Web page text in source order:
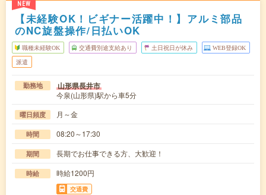
NEW
【未経験OK！ビギナー活躍中！】アルミ部品
のNC旋盤操作/日払いOK
職種未経験OK 交通費別途支給あり 土日祝日が休み WEB登録OK
派遣
勤務地 山形県長井市
今泉(山形県)駅から車5分
曜日頻度 月～金
時間 08:20～17:30
期間 長期でお仕事できる方、大歓迎！
時給 時給1200円
交通費